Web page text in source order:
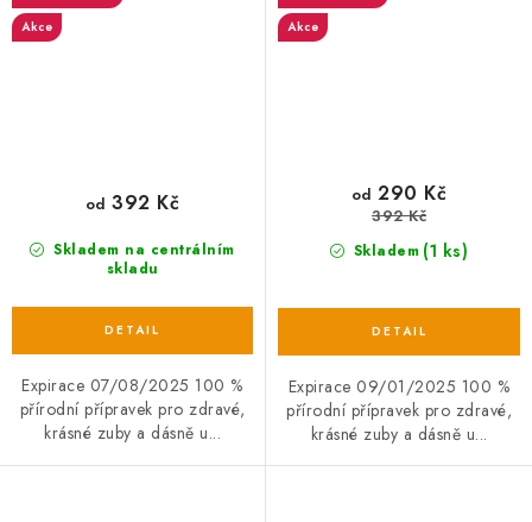
Akce
Skladem na centrálním
skladu
od 392 Kč
Expirace 07/08/2025 100 %
přírodní přípravek pro zdravé,
krásné zuby a dásně u...
Akce
Skladem (1 ks)
od 290 Kč
392 Kč
Expirace 09/01/2025 100 %
přírodní přípravek pro zdravé,
krásné zuby a dásně u...